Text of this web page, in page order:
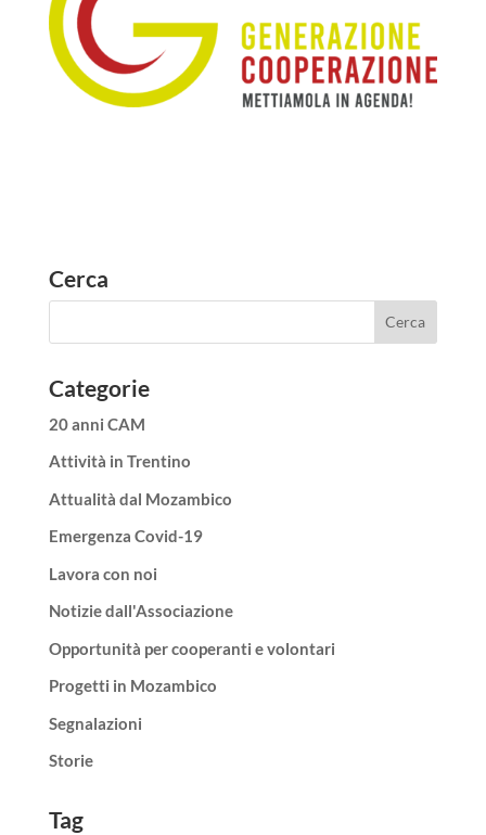
Cerca
Categorie
20 anni CAM
Attività in Trentino
Attualità dal Mozambico
Emergenza Covid-19
Lavora con noi
Notizie dall'Associazione
Opportunità per cooperanti e volontari
Progetti in Mozambico
Segnalazioni
Storie
Tag